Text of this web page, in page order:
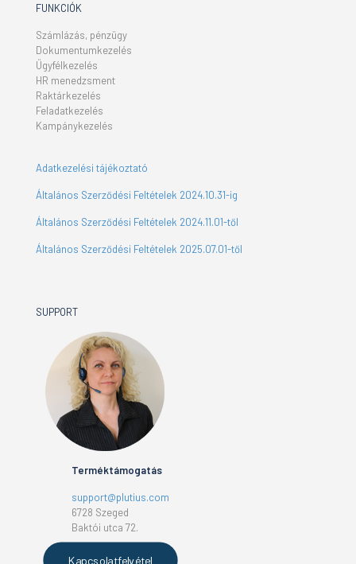
FUNKCIÓK
Számlázás, pénzügy
Dokumentumkezelés
Ügyfélkezelés
HR menedzsment
Raktárkezelés
Feladatkezelés
Kampánykezelés
Adatkezelési tájékoztató
Általános Szerződési Feltételek 2024.10.31-ig
Általános Szerződési Feltételek 2024.11.01-től
Általános Szerződési Feltételek 2025.07.01-től
SUPPORT
Terméktámogatás
support@plutius.com
6728 Szeged
Baktói utca 72.
Kapcsolatfelvétel